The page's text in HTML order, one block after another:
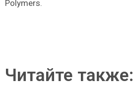
Polymers.
Читайте также: